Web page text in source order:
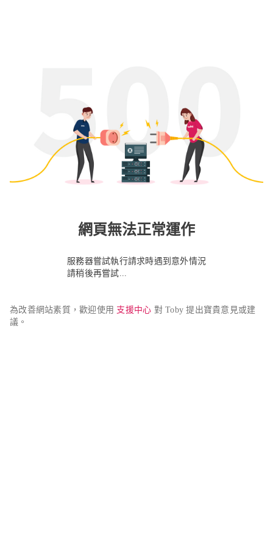
網頁無法正常運作
服務器嘗試執行請求時遇到意外情況
請稍後再嘗試...
為改善網站素質，歡迎使用 支援中心 對 Toby 提出寶貴意見或建
議。